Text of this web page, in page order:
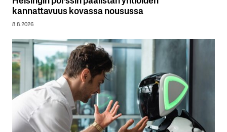
kannattavuus kovassa nousussa
8.8.2026